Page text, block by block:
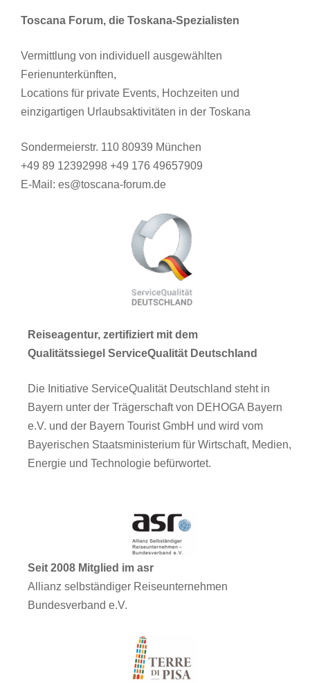
Toscana Forum, die Toskana-Spezialisten
Vermittlung von individuell ausgewählten
Ferienunterkünften,
Locations für private Events, Hochzeiten und
einzigartigen Urlaubsaktivitäten in der Toskana
Sondermeierstr. 110 80939 München
+49 89 12392998 +49 176 49657909
E-Mail: es@toscana-forum.de
Reiseagentur, zertifiziert mit dem
Qualitätssiegel ServiceQualität Deutschland
Die Initiative ServiceQualität Deutschland steht in
Bayern unter der Trägerschaft von DEHOGA Bayern
e.V. und der Bayern Tourist GmbH und wird vom
Bayerischen Staatsministerium für Wirtschaft, Medien,
Energie und Technologie befürwortet.
Seit 2008 Mitglied im asr
Allianz selbständiger Reiseunternehmen
Bundesverband e.V.